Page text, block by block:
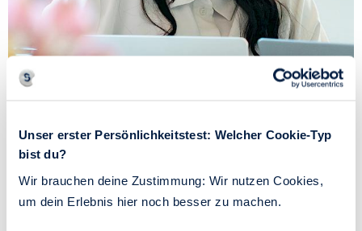
Unser erster Persönlichkeitstest: Welcher Cookie-Typ
bist du?
Wir brauchen deine Zustimmung: Wir nutzen Cookies,
um dein Erlebnis hier noch besser zu machen.
Unterschiede zwischen smarter Selbsthilfe
und narzisstischer Echokammer
Wir zeigen die Chancen und Risiken von KI als
Wegweiser auf, und nennen neun Unterschiede